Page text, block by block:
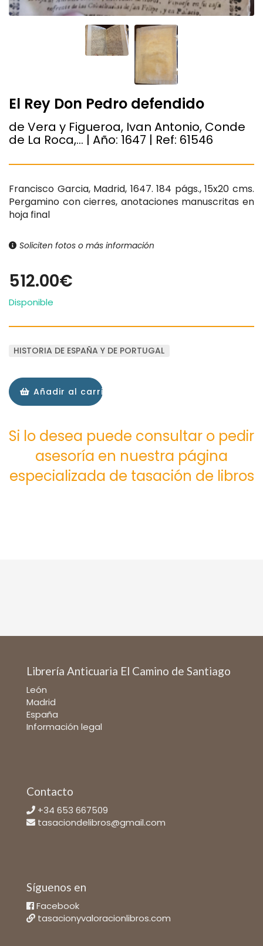
El Rey Don Pedro defendido
de Vera y Figueroa, Ivan Antonio, Conde
de La Roca,... | Año: 1647 | Ref: 61546
Francisco Garcia, Madrid, 1647. 184 págs., 15x20 cms.
Pergamino con cierres, anotaciones manuscritas en
hoja final
Soliciten fotos o más información
512.00€
Disponible
HISTORIA DE ESPAÑA Y DE PORTUGAL
Añadir al carrito
Si lo desea puede consultar o pedir
asesoría en nuestra página
especializada de tasación de libros
Librería Anticuaria El Camino de Santiago
León
Madrid
España
Información legal
Contacto
+34 653 667509
tasaciondelibros@gmail.com
Síguenos en
Facebook
tasacionyvaloracionlibros.com